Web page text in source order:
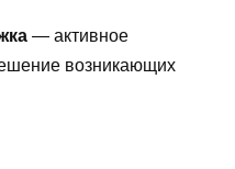
— активное
возникающих